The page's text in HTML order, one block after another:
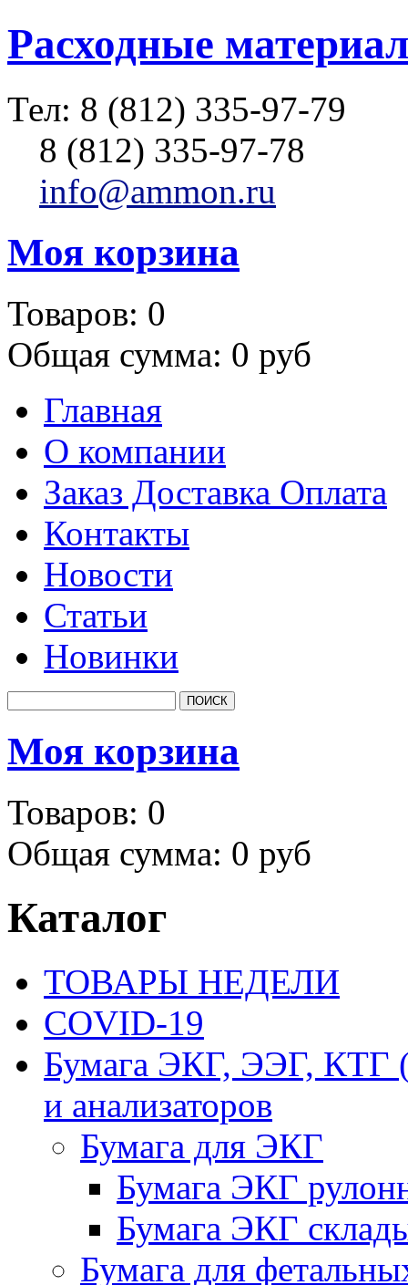
Расходные
Тел: 8 (812) 335-97-79
8 (812) 335-97-78
info@ammon.ru
Моя корзина
Товаров: 0
Общая сумма: 0 руб
Главная
О компании
Заказ Доставка Оплата
Контакты
Новости
Статьи
Новинки
Моя корзина
Товаров: 0
Общая сумма: 0 руб
Каталог
ТОВАРЫ НЕДЕЛИ
COVID-19
Бумага ЭКГ, ЭЭГ, КТГ
и анализаторов
Бумага для ЭКГ
Бумага ЭКГ
Бумага ЭКГ
Бумага для